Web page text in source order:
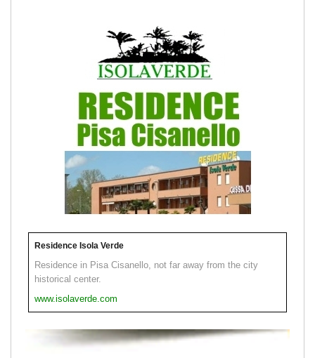
Residence Isola Verde
Residence in Pisa Cisanello, not far away from the city
historical center.
www.isolaverde.com